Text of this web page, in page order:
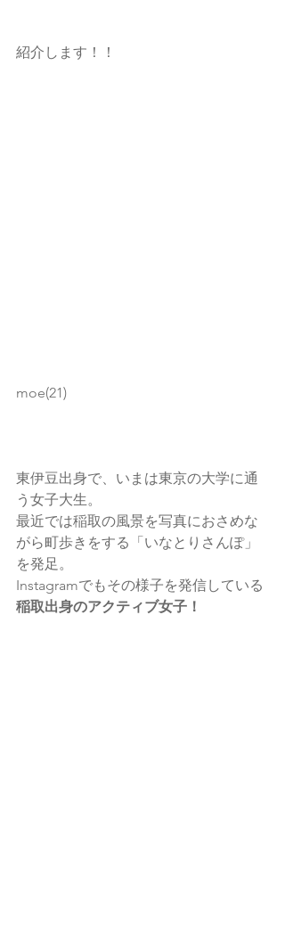
紹介します！！
moe(21)
東伊豆出身で、いまは東京の大学に通
う女子大生。
最近では稲取の風景を写真におさめな
がら町歩きをする「いなとりさんぽ」
を発足。
Instagramでもその様子を発信している
稲取出身のアクティブ女子！